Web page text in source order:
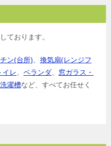
ております。
ン(台所)、 換気扇(レンジフ
イレ、 ベランダ、 窓ガラス・
濯槽など、すべてお任せく